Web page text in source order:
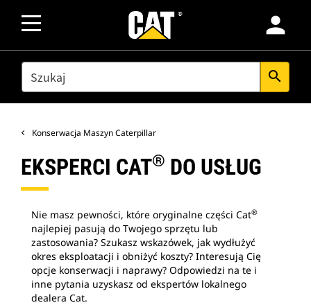
person
SEARCH search
Konserwacja Maszyn Caterpillar
EKSPERCI CAT® DO USŁUG
Nie masz pewności, które oryginalne części Cat®
najlepiej pasują do Twojego sprzętu lub
zastosowania? Szukasz wskazówek, jak wydłużyć
okres eksploatacji i obniżyć koszty? Interesują Cię
opcje konserwacji i naprawy? Odpowiedzi na te i
inne pytania uzyskasz od ekspertów lokalnego
dealera Cat.